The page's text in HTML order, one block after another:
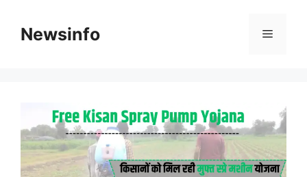
contentNewsinfo Menu